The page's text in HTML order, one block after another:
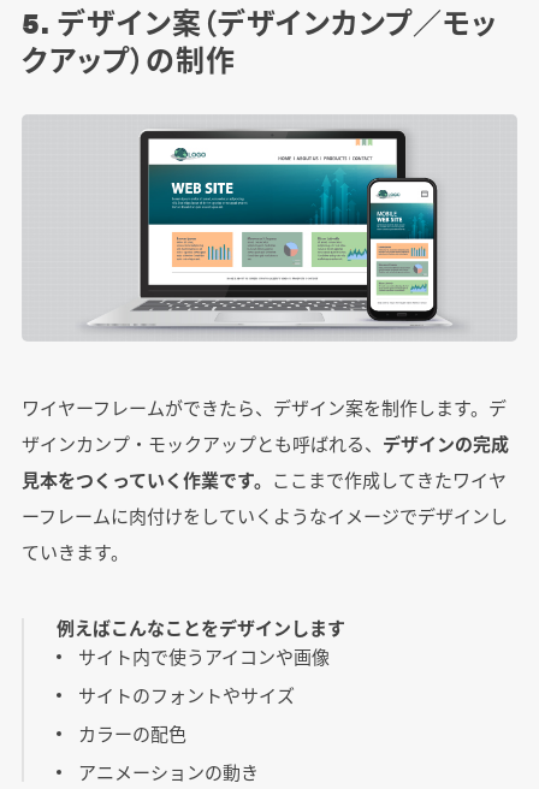
5. デザイン案（デザインカンプ／モッ
クアップ）の制作
ワイヤーフレームができたら、デザイン案を制作します。デ
ザインカンプ・モックアップとも呼ばれる、 デザインの完成
見本をつくっていく作業です。 ここまで作成してきたワイヤ
ーフレームに肉付けをしていくようなイメージでデザインし
ていきます。
例えばこんなことをデザインします
サイト内で使うアイコンや画像
サイトのフォントやサイズ
カラーの配色
アニメーションの動き